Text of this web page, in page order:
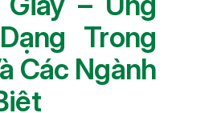
Trong
Các Ngành